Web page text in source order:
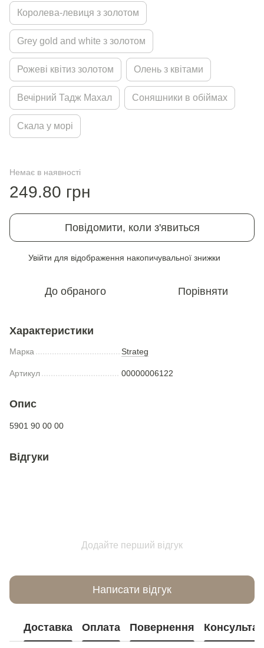
Королева-левиця з золотом
Grey gold and white з золотом
Рожевi квiтиз золотом Олень з квiтами
Вечiрний Тадж Махал Соняшники в обiймах
Скала у морi
Немає в наявності
249.80 грн
Повідомити, коли з'явиться
Увійти для відображення накопичувальної знижки
До обраного Порівняти
Характеристики
Марка Strateg
Артикул 00000006122
Опис
5901 90 00 00
Відгуки
Додайте перший відгук
Написати відгук
Доставка Оплата Повернення